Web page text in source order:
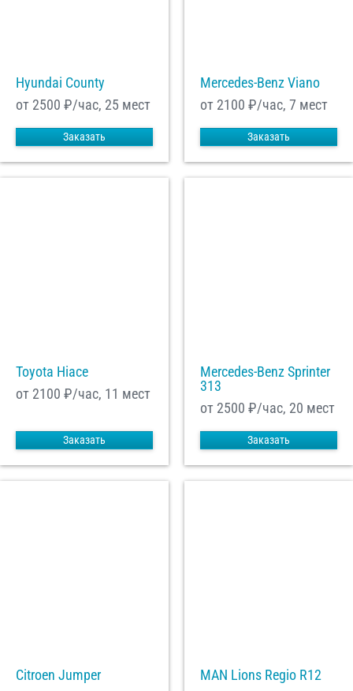
Hyundai County
от 2500 ₽/час, 25 мест
Заказать
Mercedes-Benz Viano
от 2100 ₽/час, 7 мест
Заказать
Toyota Hiace
от 2100 ₽/час, 11 мест
Заказать
Mercedes-Benz Sprinter
313
от 2500 ₽/час, 20 мест
Заказать
Citroen Jumper
MAN Lions Regio R12